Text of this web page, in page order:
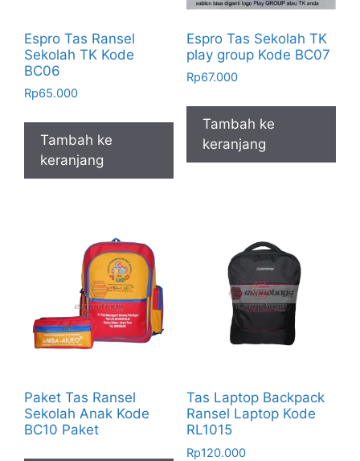
Espro Tas Ransel
Sekolah TK Kode
BC06
Rp65.000
Tambah ke
keranjang
Espro Tas Sekolah TK
play group Kode BC07
Rp67.000
Tambah ke
keranjang
Paket Tas Ransel
Sekolah Anak Kode
BC10 Paket
Tas Laptop Backpack
Ransel Laptop Kode
RL1015
Rp120.000